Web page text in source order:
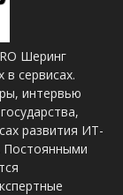
Шеринг
сервисах.
интервью
развития ИТ-
Постоянными